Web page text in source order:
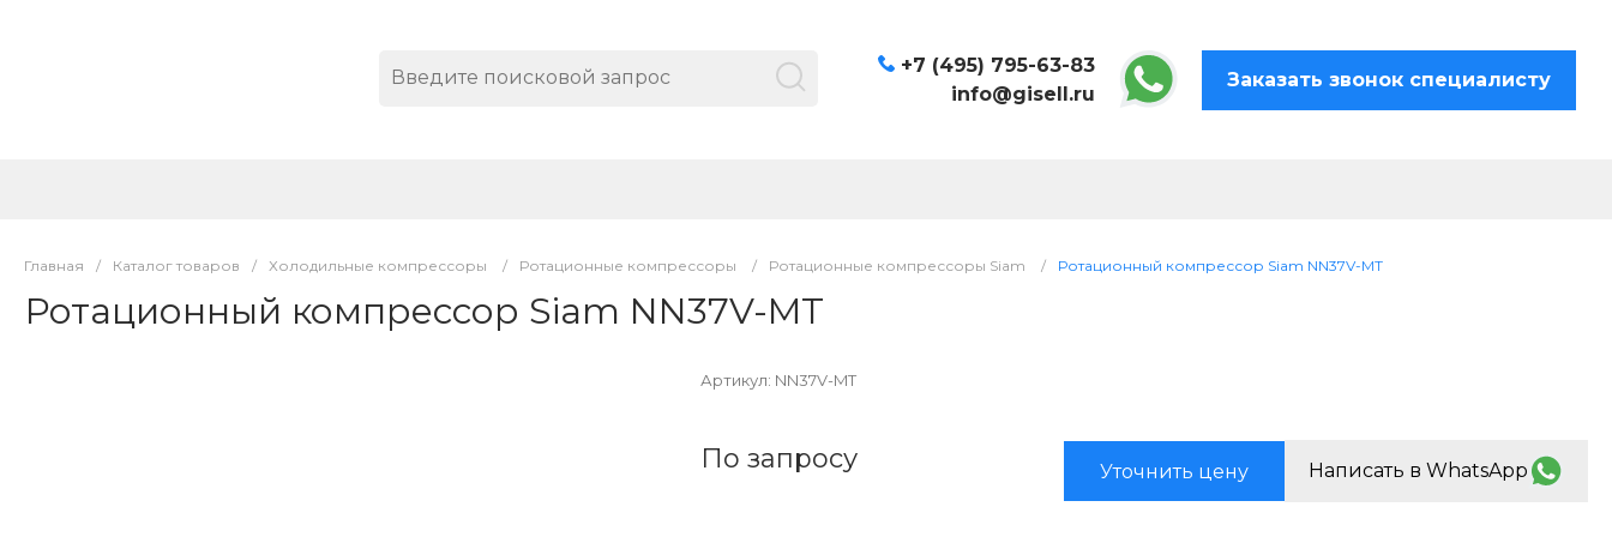
+7 (495) 795-63-83
info@gisell.ru
Заказать звонок специалисту
Главная / Каталог товаров / Холодильные компрессоры / Ротационные компрессоры / Ротационные компрессоры Siam / Ротационный компрессор Siam NN37V-MT
Ротационный компрессор Siam NN37V-MT
Артикул: NN37V-MT
По запросу Уточнить цену Написать в WhatsApp